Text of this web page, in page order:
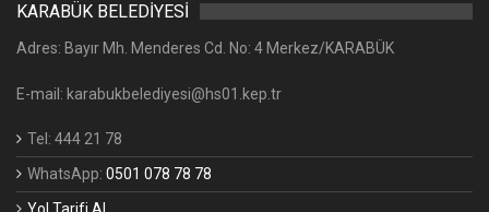
KARABÜK BELEDİYESİ
Adres: Bayır Mh. Menderes Cd. No: 4 Merkez/KARABÜK
E-mail: karabukbelediyesi@hs01.kep.tr
Tel: 444 21 78
WhatsApp: 0501 078 78 78